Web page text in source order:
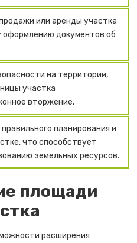
или аренды участка
оформлению документов об
на территории,
участка
вторжение.
планирования и
что способствует
земельных ресурсов.
площади
расширения